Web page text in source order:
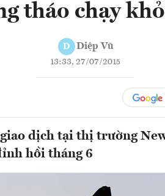
tháo chạy
D Diệp Vũ
13:33, 27/07/2015
dịch tại thị trường
hồi tháng 6